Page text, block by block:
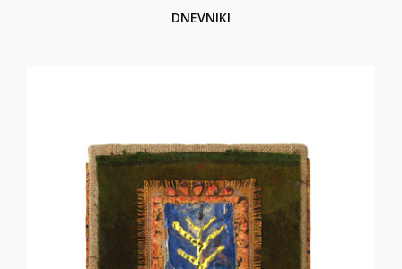
DNEVNIKI